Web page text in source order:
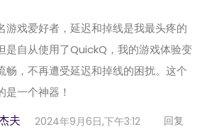
游戏爱好者，延迟和掉线是我最头疼的
是自从使用了QuickQ，我的游戏体验变
畅，不再遭受延迟和掉线的困扰。这个
是一个神器！
夫 2024年9月6日,下午3:12 回复